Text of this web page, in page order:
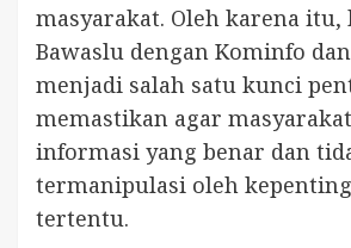
masyarakat. Oleh karena itu,
Bawaslu dengan Kominfo
menjadi salah satu kunci
memastikan agar
informasi yang benar dan
termanipulasi oleh
tertentu.